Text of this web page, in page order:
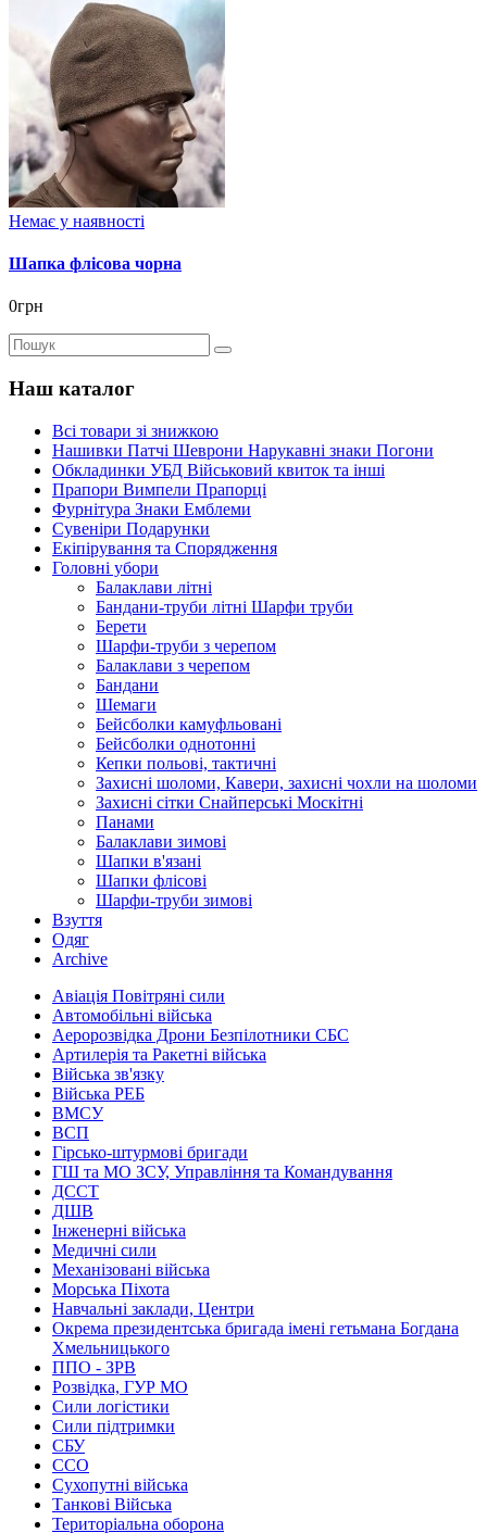
Немає у наявності
Шапка флісова чорна
0грн
Наш каталог
Всі товари зі знижкою
Нашивки Патчі Шеврони Нарукавні знаки Погони
Обкладинки УБД Військовий квиток та інші
Прапори Вимпели Прапорці
Фурнітура Знаки Емблеми
Сувеніри Подарунки
Екіпірування та Спорядження
Головні убори
Балаклави літні
Бандани-труби літні Шарфи труби
Берети
Шарфи-труби з черепом
Балаклави з черепом
Бандани
Шемаги
Бейсболки камуфльовані
Бейсболки однотонні
Кепки польові, тактичні
Захисні шоломи, Кавери, захисні чохли на шоломи
Захисні сітки Снайперські Москітні
Панами
Балаклави зимові
Шапки в'язані
Шапки флісові
Шарфи-труби зимові
Взуття
Одяг
Archive
Авіація Повітряні сили
Автомобільні війська
Аеророзвідка Дрони Безпілотники СБС
Артилерія та Ракетні війська
Війська зв'язку
Війська РЕБ
ВМСУ
ВСП
Гірсько-штурмові бригади
ГШ та МО ЗСУ, Управління та Командування
ДССТ
ДШВ
Інженерні війська
Медичні сили
Механізовані війська
Морська Піхота
Навчальні заклади, Центри
Окрема президентська бригада імені гетьмана Богдана
Хмельницького
ППО - ЗРВ
Розвідка, ГУР МО
Сили логістики
Сили підтримки
СБУ
ССО
Сухопутні війська
Танкові Війська
Територіальна оборона